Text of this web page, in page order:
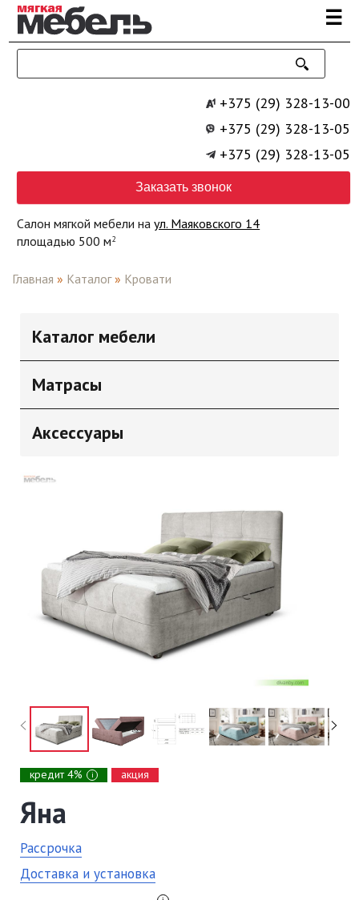
Перейти к основному содержанию ☰
+375 (29) 328-13-00
+375 (29) 328-13-05
+375 (29) 328-13-05
Заказать звонок
Салон мягкой мебели наул. Маяковского 14
площадью 500 м2
Главная » Каталог » Кровати
Каталог мебели
Матрасы
Аксессуары
кредит 4% i акция
Яна
Рассрочка
Доставка и установка